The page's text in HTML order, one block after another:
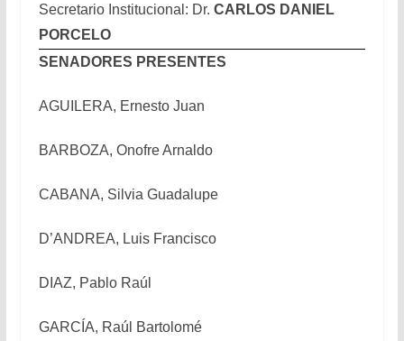
Secretario Institucional: Dr. CARLOS DANIEL
PORCELO
SENADORES PRESENTES
AGUILERA, Ernesto Juan
BARBOZA, Onofre Arnaldo
CABANA, Silvia Guadalupe
D’ANDREA, Luis Francisco
DIAZ, Pablo Raúl
GARCÍA, Raúl Bartolomé